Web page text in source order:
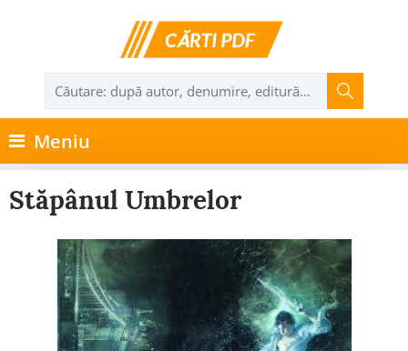
Meniu
Stăpânul Umbrelor